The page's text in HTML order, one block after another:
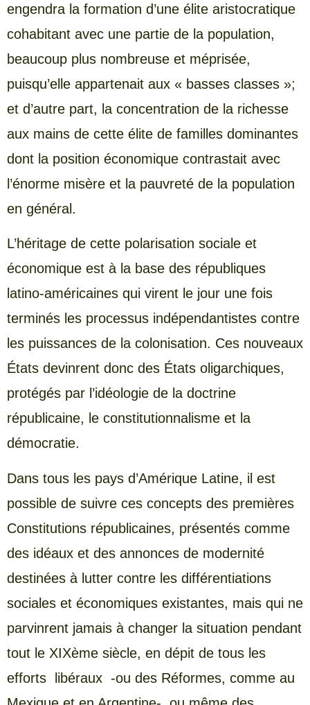
engendra la formation d’une élite aristocratique
cohabitant avec une partie de la population,
beaucoup plus nombreuse et méprisée,
puisqu’elle appartenait aux « basses classes »;
et d’autre part, la concentration de la richesse
aux mains de cette élite de familles dominantes
dont la position économique contrastait avec
l’énorme misère et la pauvreté de la population
en général.
L’héritage de cette polarisation sociale et
économique est à la base des républiques
latino-américaines qui virent le jour une fois
terminés les processus indépendantistes contre
les puissances de la colonisation. Ces nouveaux
États devinrent donc des États oligarchiques,
protégés par l’idéologie de la doctrine
républicaine, le constitutionnalisme et la
démocratie.
Dans tous les pays d’Amérique Latine, il est
possible de suivre ces concepts des premières
Constitutions républicaines, présentés comme
des idéaux et des annonces de modernité
destinées à lutter contre les différentiations
sociales et économiques existantes, mais qui ne
parvinrent jamais à changer la situation pendant
tout le XIXème siècle, en dépit de tous les
efforts libéraux -ou des Réformes, comme au